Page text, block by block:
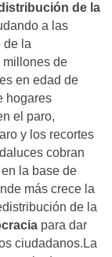
de la
a las
de la
millones de
en edad de
hogares
el paro,
y los recortes
cobran
la base de
más crece la
de la
para dar
ciudadanos.La